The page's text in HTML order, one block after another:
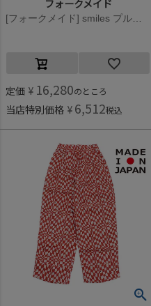
フォークメイド
[フォークメイド] smiles プルオーバー ブラック×ホワイト
定価 ¥ 16,280のところ
当店特別価格 ¥ 6,512税込